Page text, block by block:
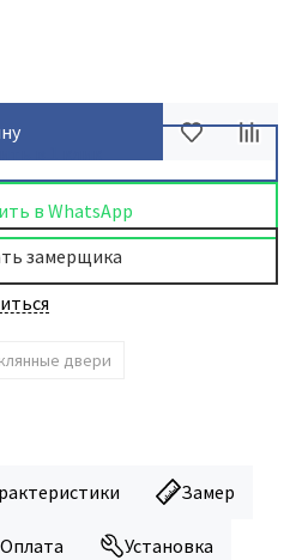
в WhatsApp
замерщика
двери
Замер
Оплата Установка